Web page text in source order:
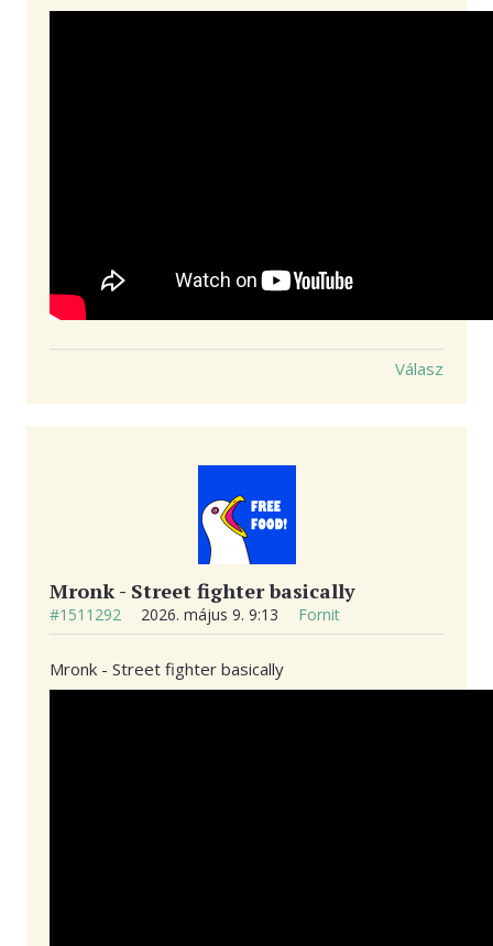
Válasz
Mronk - Street fighter basically
#1511292 2026. május 9. 9:13 Fornit
Mronk - Street fighter basically